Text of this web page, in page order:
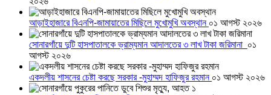
আড়াইহাজারে বিএনপি-জামায়াতের মিছিলে মুখোমুখি অবস্থান ০১ আগস্ট ২০২৬
সোনারগাঁয়ে দুটি হাসপাতালকে ভ্রাম্যমান আদালতের ৩ লাখ টাকা জরিমানা ০১
আগস্ট ২০২৬
একদলীয় শাসনের চেষ্টা করছে সরকার -মুহাম্মদ হাফিজুর রহমান ০১ আগস্ট ২০২৬